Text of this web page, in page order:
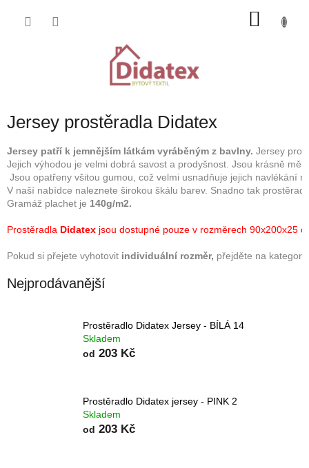
Jersey prostěradla Didatex
Jersey patří k jemnějším látkám vyráběným z bavlny. Jersey
Jejich výhodou je velmi dobrá savost a prodyšnost. Jsou krásně
Jsou opatřeny všitou gumou, což velmi usnadňuje jejich navlékání
V naší nabídce naleznete širokou škálu barev. Snadno tak
Gramáž plachet je 140g/m2.
Prostěradla Didatex jsou dostupné pouze v rozměrech 90x200x25
Pokud si přejete vyhotovit individuální rozměr, přejděte na
Nejprodávanější
Prostěradlo Didatex Jersey - BÍLÁ 14
Skladem
od 203 Kč
Prostěradlo Didatex jersey - PINK 2
Skladem
od 203 Kč